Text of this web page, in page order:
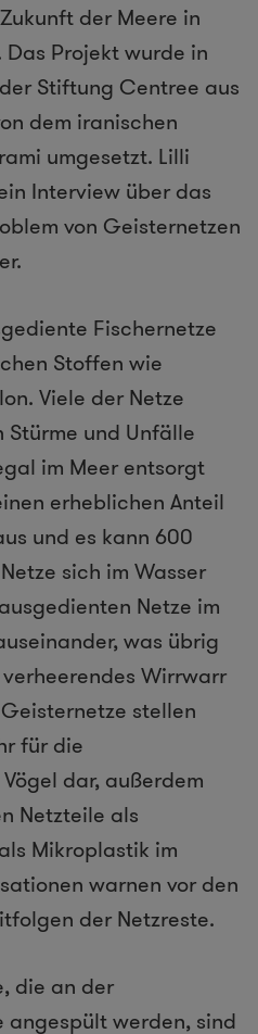
der Meere in
Projekt wurde in
Stiftung Centree aus
dem iranischen
umgesetzt. Lilli
Interview über das
von Geisternetzen
Fischernetze
Stoffen wie
Viele der Netze
Stürme und Unfälle
im Meer entsorgt
erheblichen Anteil
und es kann 600
sich im Wasser
Netze im
was übrig
Wirrwarr
stellen
für die
dar, außerdem
Netzteile als
Mikroplastik im
warnen vor den
der Netzreste.
die an der
angespült werden, sind